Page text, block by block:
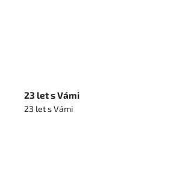
23 let s Vámi
23 let s Vámi